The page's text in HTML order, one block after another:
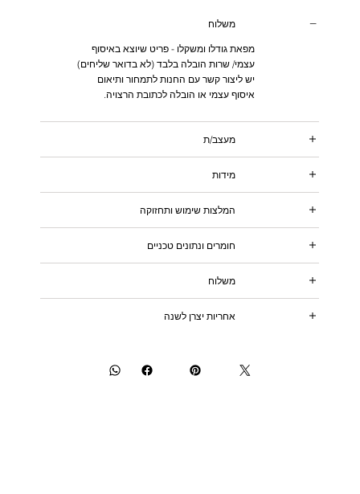
משלוח
מפאת גודלו ומשקלו - פריט שיוצא באיסוף
עצמי/ שרות הובלה בלבד (לא בדואר שליחים)
יש ליצור קשר עם החנות לתמחור ותיאום
איסוף עצמי או הובלה לכתובת הרצויה.
מעצב/ת
מידות
המלצות שימוש ותחזוקה
חומרים ונתונים טכניים
משלוח
אחריות יצרן לשנה